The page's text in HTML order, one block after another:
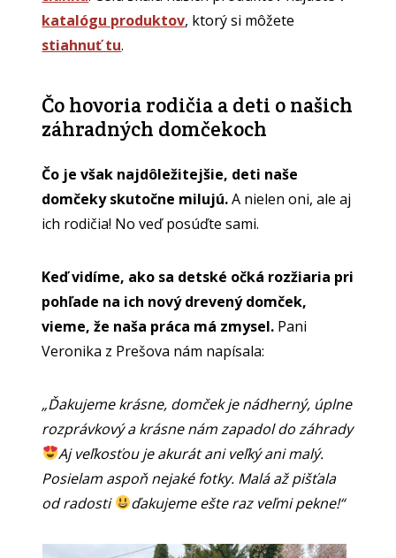
katalógu produktov, ktorý si môžete
stiahnuť tu.
Čo hovoria rodičia a deti o našich
záhradných domčekoch
Čo je však najdôležitejšie, deti naše
domčeky skutočne milujú.A nielen oni, ale aj
ich rodičia! No veď posúďte sami.
Keď vidíme, ako sa detské očká rozžiaria pri
pohľade na ich nový drevený domček,
vieme, že naša práca má zmysel. Pani
Veronika z Prešova nám napísala:
„Ďakujeme krásne, domček je nádherný, úplne
rozprávkový a krásne nám zapadol do záhrady
Aj veľkosťou je akurát ani veľký ani malý.
Posielam aspoň nejaké fotky. Malá až pišťala
od radosti
ďakujeme ešte raz veľmi pekne!“